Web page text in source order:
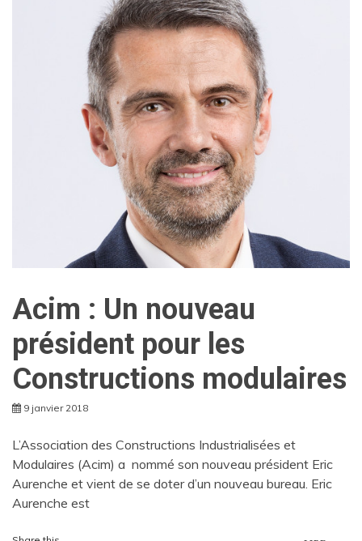
Acim : Un nouveau
président pour les
Constructions modulaires
9 janvier 2018
L’Association des Constructions Industrialisées et
Modulaires (Acim) a nommé son nouveau président Eric
Aurenche et vient de se doter d’un nouveau bureau. Eric
Aurenche est